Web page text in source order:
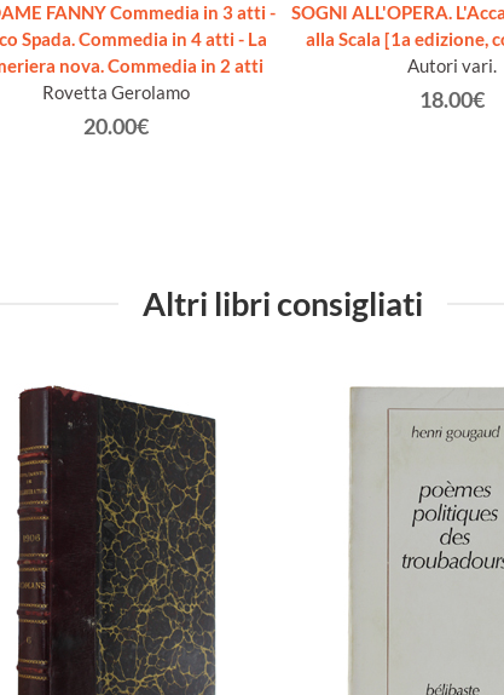
FANNY Commedia in 3 atti -
Spada. Commedia in 4 atti - La
nova. Commedia in 2 atti
Rovetta Gerolamo
20.00€
SOGNI ALL'OPERA.
alla Scala [1a edizione,
Autori vari.
18.00€
Altri libri consigliati